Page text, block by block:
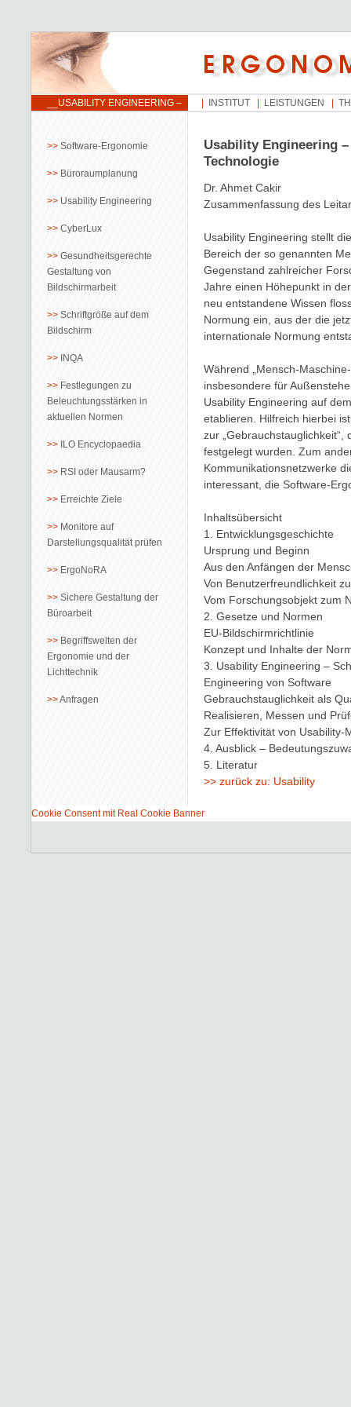
__USABILITY ENGINEERING –
INSTITUT LEISTUNGEN
Software-Ergonomie
Büroraumplanung
Usability Engineering
CyberLux
Gesundheitsgerechte
Gestaltung von
Bildschirmarbeit
Schriftgröße auf dem
Bildschirm
INQA
Festlegungen zu
Beleuchtungsstärken in
aktuellen Normen
ILO Encyclopaedia
RSI oder Mausarm?
Erreichte Ziele
Monitore auf
Darstellungsqualität prüfen
ErgoNoRA
Sichere Gestaltung der
Büroarbeit
Begriffswelten der
Ergonomie und der
Lichttechnik
Anfragen
Usability Engineering
Technologie
Dr. Ahmet Cakir
Zusammenfassung des
Usability Engineering stellt
Bereich der so genannten
Gegenstand zahlreicher
Jahre einen Höhepunkt in
neu entstandene Wissen
Normung ein, aus der die
internationale Normung
Während „Mensch-
insbesondere für
Usability Engineering auf
etablieren. Hilfreich hierbei
zur
festgelegt wurden. Zum
Kommunikationsnetzwerke
interessant, die Software-
Inhaltsübersicht
1. Entwicklungsgeschichte
Ursprung und Beginn
Aus den Anfängen der
Von Benutzerfreundlichkeit
Vom Forschungsobjekt zum
2. Gesetze und Normen
EU-Bildschirmrichtlinie
Konzept und Inhalte der
3. Usability Engineering –
Engineering von Software
Gebrauchstauglichkeit als
Realisieren, Messen und
Zur Effektivität von Usability-
4. Ausblick –
5. Literatur
zurück zu: Usability
Cookie Consent mit Real Cookie Banner